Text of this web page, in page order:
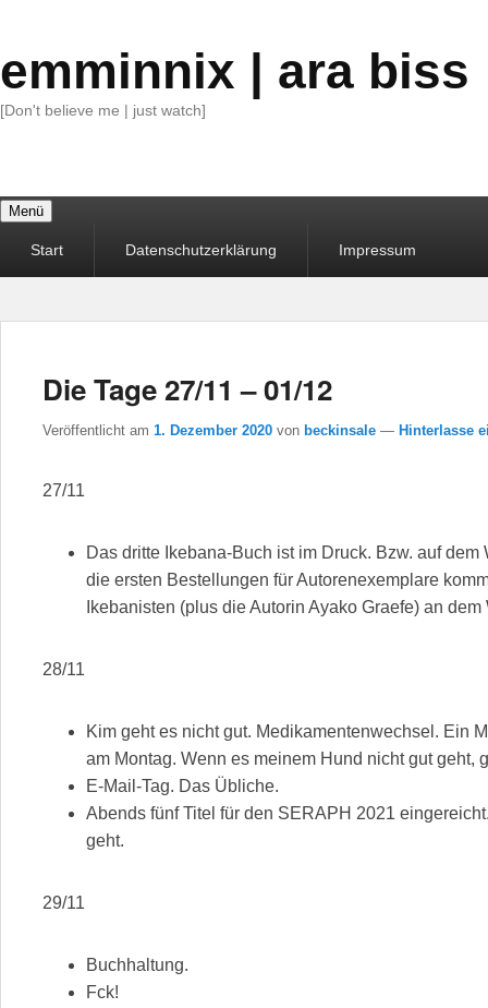
emminnix | ara biss
[Don't believe me | just watch]
Menü
MenüStart Datenschutzerklärung Impressum
Die Tage 27/11 – 01/12
Veröffentlicht am 1. Dezember 2020 von beckinsale — Hinterlasse
27/11
Das dritte Ikebana-Buch ist im Druck. Bzw. auf
die ersten Bestellungen für Autorenexemplare
Ikebanisten (plus die Autorin Ayako Graefe) an
28/11
Kim geht es nicht gut. Medikamentenwechsel. Ein
am Montag. Wenn es meinem Hund nicht gut geht,
E-Mail-Tag. Das Übliche.
Abends fünf Titel für den SERAPH 2021
geht.
29/11
Buchhaltung.
Fck!